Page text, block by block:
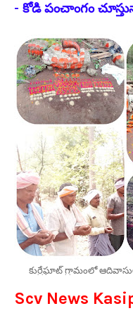
- కోడి పంచాంగం
కుర్రేఘాట్ గ్రామంలో
Scv News